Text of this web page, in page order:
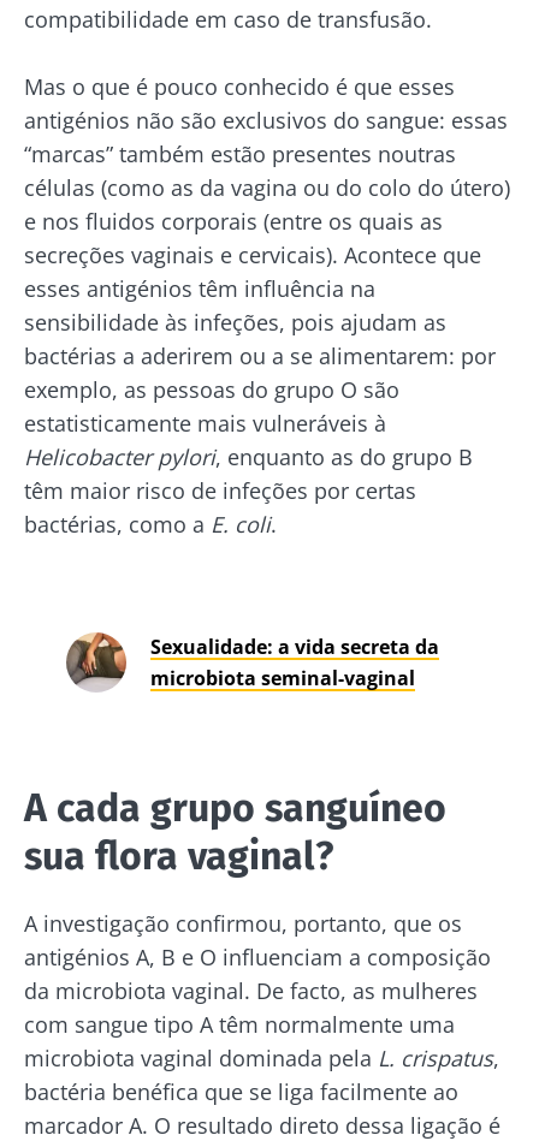
compatibilidade em caso de transfusão.
Mas o que é pouco conhecido é que esses
antigénios não são exclusivos do sangue: essas
“marcas” também estão presentes noutras
células (como as da vagina ou do colo do útero)
e nos fluidos corporais (entre os quais as
secreções vaginais e cervicais). Acontece que
esses antigénios têm influência na
sensibilidade às infeções, pois ajudam as
bactérias a aderirem ou a se alimentarem: por
exemplo, as pessoas do grupo O são
estatisticamente mais vulneráveis à
Helicobacter pylori, enquanto as do grupo B
têm maior risco de infeções por certas
bactérias, como a E. coli.
Sexualidade: a vida secreta da
microbiota seminal-vaginal
A cada grupo sanguíneo
sua flora vaginal?
A investigação confirmou, portanto, que os
antigénios A, B e O influenciam a composição
da microbiota vaginal. De facto, as mulheres
com sangue tipo A têm normalmente uma
microbiota vaginal dominada pela L. crispatus,
bactéria benéfica que se liga facilmente ao
marcador A. O resultado direto dessa ligação é